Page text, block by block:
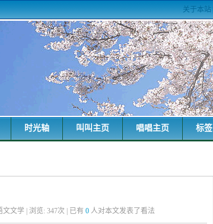
关于本站
时光轴 叫叫主页 唱唱主页 标签
文文学 | 浏览: 347次 | 已有 0 人对本文发表了看法